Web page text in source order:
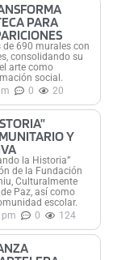
PARA
de 690 murales con
consolidando su
arte como
social.
0 20
Y
la Historia”
de la Fundación
Culturalmente
Paz, así como
escolar.
pm 0 124